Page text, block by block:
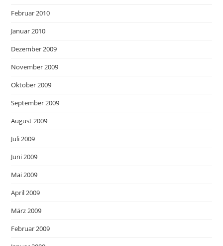
Februar 2010
Januar 2010
Dezember 2009
November 2009
Oktober 2009
September 2009
August 2009
Juli 2009
Juni 2009
Mai 2009
April 2009
März 2009
Februar 2009